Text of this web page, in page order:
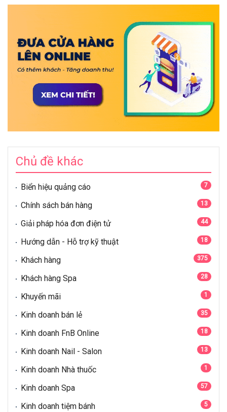
Chủ đề khác
Biển hiệu quảng cáo 7
Chính sách bán hàng 13
Giải pháp hóa đơn điện tử 44
Hướng dẫn - Hỗ trợ kỹ thuật 18
Khách hàng 375
Khách hàng Spa 28
Khuyến mãi 1
Kinh doanh bán lẻ 35
Kinh doanh FnB Online 18
Kinh doanh Nail - Salon 13
Kinh doanh Nhà thuốc 1
Kinh doanh Spa 57
Kinh doanh tiệm bánh 5